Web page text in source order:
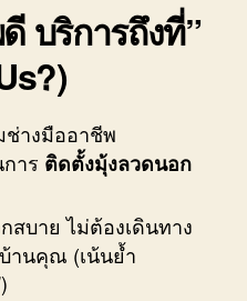
บริการถึงที่”
างมืออาชีพ
าร ติดตั้งมุ้งลวดนอก
สบาย ไม่ต้องเดินทาง
บ้านคุณ (เน้นย้ำ